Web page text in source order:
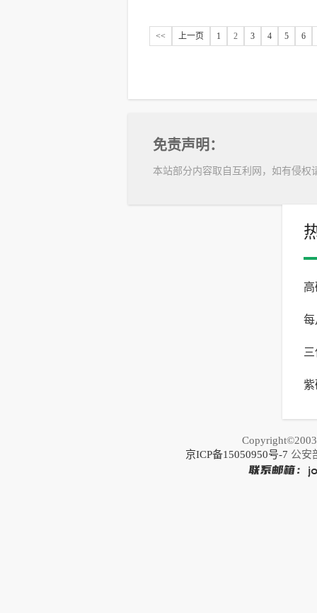
<< 上一页 1 2 3 4 5 6
免责声明：
本站部分内容取自互利网，如有侵权
南
每
适
推
紫
京ICP备15050950号-7 公安